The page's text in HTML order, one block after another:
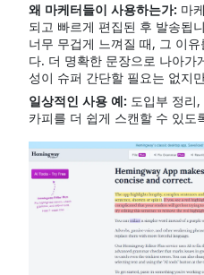
왜 마케터들이 사용하는가: 마
되고 빠르게 편집된 후 발송됩
너무 무겁게 느껴질 때, 그 이
다. 더 명확한 문장으로 나아가
성이 슈퍼 간단할 필요는 없지
일상적인 사용 예: 도입부 정리
카피를 더 쉽게 스캔할 수 있도